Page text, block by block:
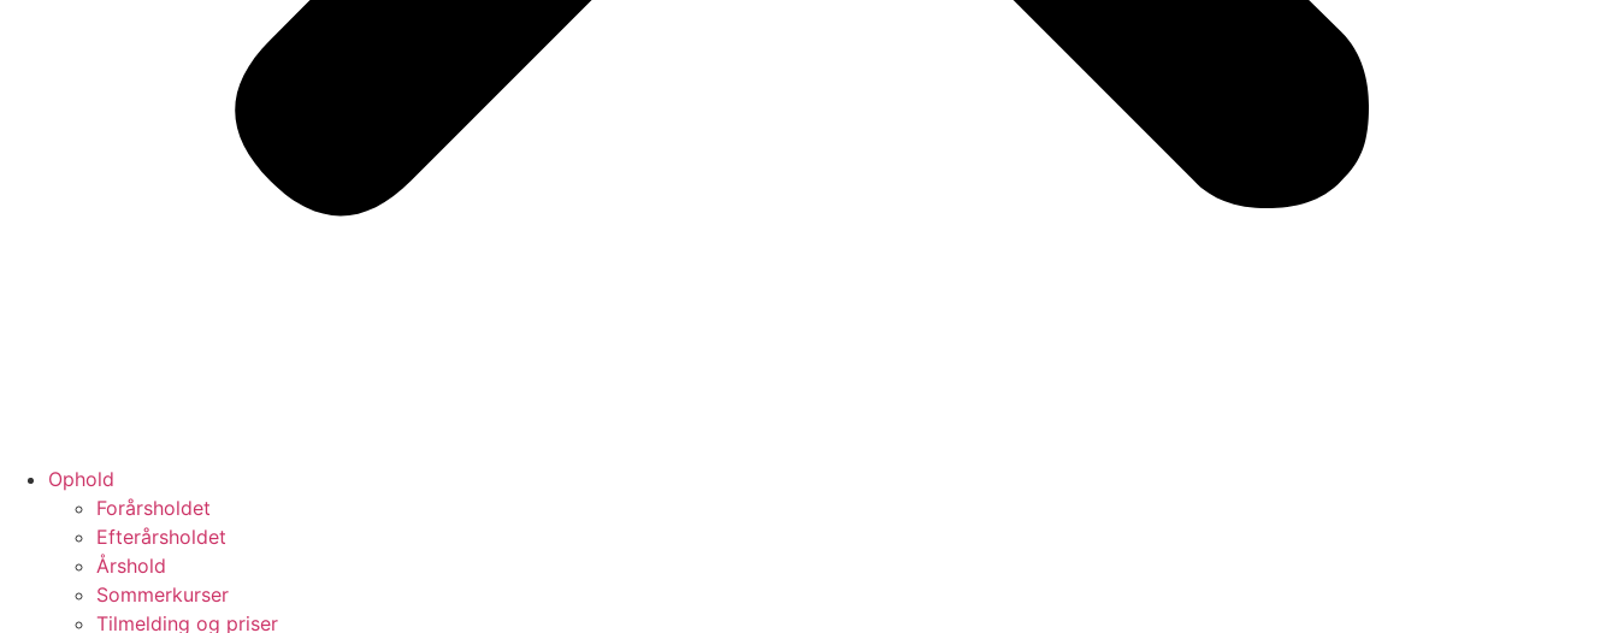
Ophold
Forårsholdet
Efterårsholdet
Årshold
Sommerkurser
Tilmelding og priser